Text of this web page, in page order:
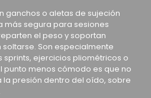
ganchos o aletas de sujeción
más segura para sesiones
el peso y soportan
Son especialmente
ejercicios pliométricos o
punto menos cómodo es que no
la presión dentro del oído, sobre